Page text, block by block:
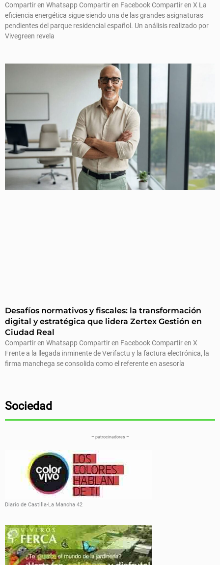
Compartir en Whatsapp Compartir en Facebook Compartir en X La
eficiencia energética sigue siendo una de las grandes asignaturas
pendientes del parque residencial español. Un análisis realizado por
Vivegreen revela
Desafíos normativos y fiscales: la transformación
digital y estratégica que lidera Zertex Gestión en
Ciudad Real
Compartir en Whatsapp Compartir en Facebook Compartir en X
Frente a la llegada inminente de Verifactu y la factura electrónica, la
firma manchega se consolida como el referente en asesoría
Sociedad
– patrocinadores –
Diario de Castilla-La Mancha 42